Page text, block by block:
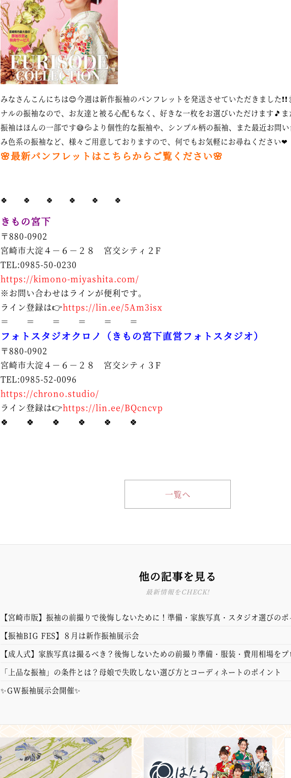
みなさんこんにちは😊今週は新作振袖のパンフレットを発送させていただきました
ナルの振袖なので、お友達と被る心配もなく、好きな一枚をお選びいただけます🎵
振袖はほんの一部です😅💦より個性的な振袖や、シンプル柄の振袖、また最近お問
み色系の振袖など、様々ご用意しておりますので、何でもお気軽にお尋ねください❤
🌸最新パンフレットはこちらからご覧ください🌸
🍀 🍀 🍀 🍀 🍀 🍀
きもの宮下
〒880-0902
宮崎市大淀４－６－２８ 宮交シティ２F
TEL:0985-50-0230
https://kimono-miyashita.com/
※お問い合わせはラインが便利です。
ライン登録は👉https://lin.ee/5Am3isx
＝ ＝ ＝ ＝ ＝ ＝
フォトスタジオクロノ（きもの宮下直営フォトスタジオ）
〒880-0902
宮崎市大淀４－６－２８ 宮交シティ３F
TEL:0985-52-0096
https://chrono.studio/
ライン登録は👉https://lin.ee/BQcncvp
🍀 🍀 🍀 🍀 🍀 🍀
一覧へ
他の記事を見る
最新情報をCHECK!
【宮崎市版】振袖の前撮りで後悔しないために！準備・家族写真・スタジオ選びのポ
トを解説【成人式】
【振袖BIG FES】８月は新作振袖展示会
【成人式】家族写真は撮るべき？後悔しないための前撮り準備・服装・費用相場をプ
徹底解説！
「上品な振袖」の条件とは？母娘で失敗しない選び方とコーディネートのポイント
✨GW振袖展示会開催✨